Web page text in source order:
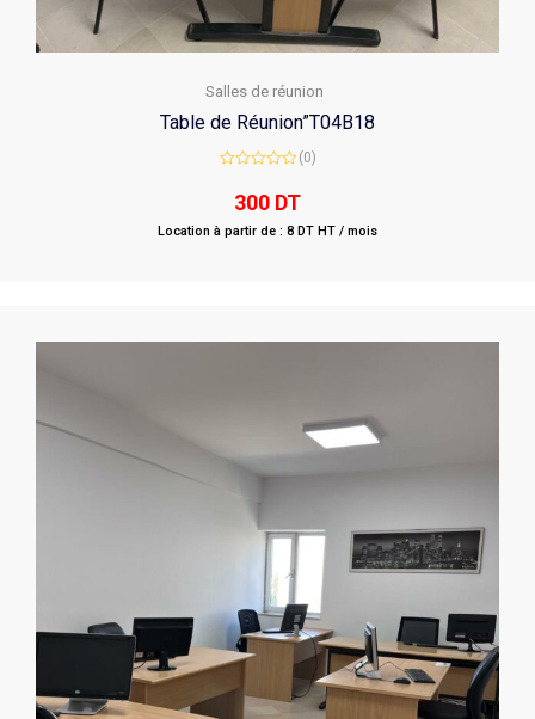
Salles de réunion
Table de Réunion”T04B18
out
5
(0)
300 DT
Location à partir de : 8 DT HT / mois